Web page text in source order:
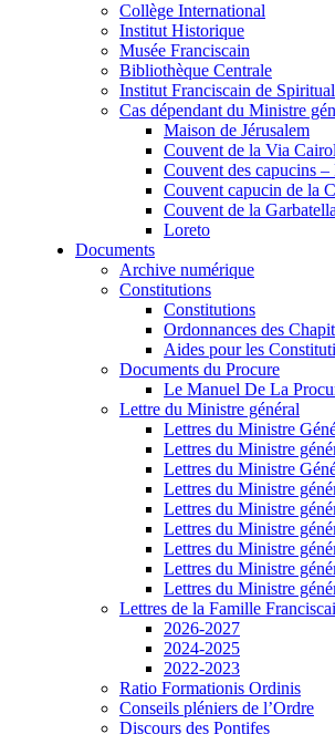
Collège International
Institut Historique
Musée Franciscain
Bibliothèque Centrale
Institut Franciscain de
Cas dépendant du Ministre
Maison de Jérusalem
Couvent de la Via
Couvent des capucins –
Couvent capucin de la
Couvent de la Garbatella
Loreto
Documents
Archive numérique
Constitutions
Constitutions
Ordonnances des
Aides pour les
Documents du Procure
Le Manuel De La
Lettre du Ministre général
Lettres du Ministre
Lettres du Ministre
Lettres du Ministre
Lettres du Ministre
Lettres du Ministre
Lettres du Ministre
Lettres du Ministre
Lettres du Ministre
Lettres du Ministre
Lettres de la Famille
2026-2027
2024-2025
2022-2023
Ratio Formationis Ordinis
Conseils pléniers de l’Ordre
Discours des Pontifes